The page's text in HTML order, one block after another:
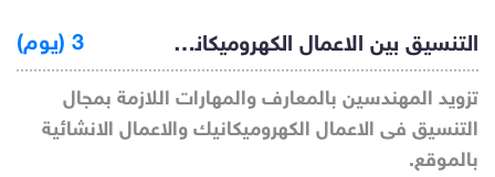
التنسيق بين الاعمال الكهروميكانيكية والاعمال الانشائية بالموقع 3 (يوم)
تزويد المهندسين بالمعارف والمهارات اللازمة بمجال
التنسيق فى الاعمال الكهروميكانيك والاعمال الانشائية
بالموقع.